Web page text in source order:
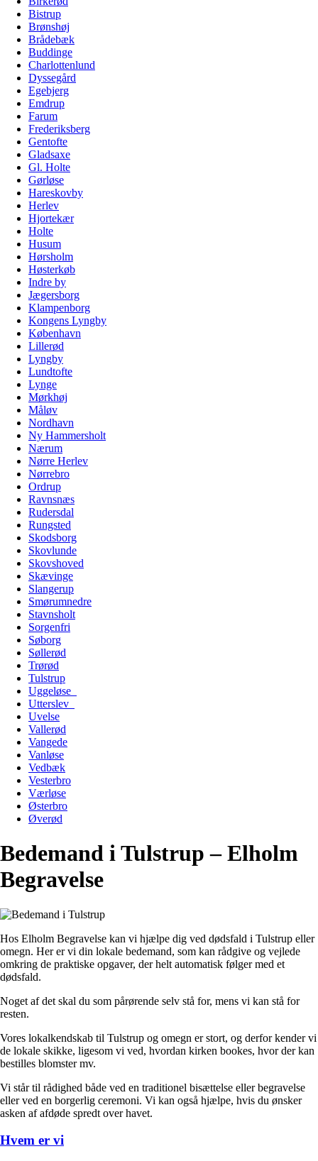
Bistrup
Brønshøj
Brådebæk
Buddinge
Charlottenlund
Dyssegård
Egebjerg
Emdrup
Farum
Frederiksberg
Gentofte
Gladsaxe
Gl. Holte
Gørløse
Hareskovby
Herlev
Hjortekær
Holte
Husum
Hørsholm
Høsterkøb
Indre by
Jægersborg
Klampenborg
Kongens Lyngby
København
Lillerød
Lyngby
Lundtofte
Lynge
Mørkhøj
Måløv
Nordhavn
Ny Hammersholt
Nærum
Nørre Herlev
Nørrebro
Ordrup
Ravnsnæs
Rudersdal
Rungsted
Skodsborg
Skovlunde
Skovshoved
Skævinge
Slangerup
Smørumnedre
Stavnsholt
Sorgenfri
Søborg
Søllerød
Trørød
Tulstrup
Uggeløse
Utterslev
Uvelse
Vallerød
Vangede
Vanløse
Vedbæk
Vesterbro
Værløse
Østerbro
Øverød
Bedemand i Tulstrup – Elholm
Begravelse
Hos Elholm Begravelse kan vi hjælpe dig ved dødsfald i Tulstrup eller
omegn. Her er vi din lokale bedemand, som kan rådgive og vejlede
omkring de praktiske opgaver, der helt automatisk følger med et
dødsfald.
Noget af det skal du som pårørende selv stå for, mens vi kan stå for
resten.
Vores lokalkendskab til Tulstrup og omegn er stort, og derfor kender vi
de lokale skikke, ligesom vi ved, hvordan kirken bookes, hvor der kan
bestilles blomster mv.
Vi står til rådighed både ved en traditionel bisættelse eller begravelse
eller ved en borgerlig ceremoni. Vi kan også hjælpe, hvis du ønsker
asken af afdøde spredt over havet.
Hvem er vi